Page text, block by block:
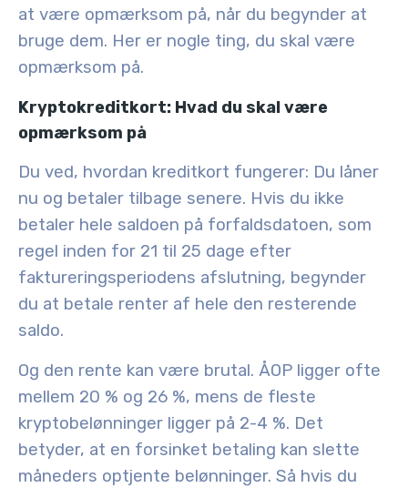
at være opmærksom på, når du begynder at
bruge dem. Her er nogle ting, du skal være
opmærksom på.
Kryptokreditkort: Hvad du skal være
opmærksom på
Du ved, hvordan kreditkort fungerer: Du låner
nu og betaler tilbage senere. Hvis du ikke
betaler hele saldoen på forfaldsdatoen, som
regel inden for 21 til 25 dage efter
faktureringsperiodens afslutning, begynder
du at betale renter af hele den resterende
saldo.
Og den rente kan være brutal. ÅOP ligger ofte
mellem 20 % og 26 %, mens de fleste
kryptobelønninger ligger på 2-4 %. Det
betyder, at en forsinket betaling kan slette
måneders optjente belønninger. Så hvis du